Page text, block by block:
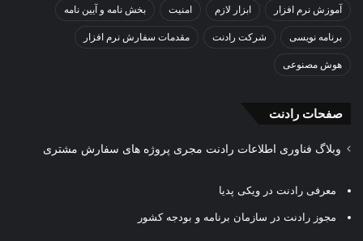
آموزش نرم افزار ابزار لازم امنیت بخش نامه و آیین نامه
برنامه نویسی شرکت رادنت مقدمات سفارش نرم افزار
هوش مصنوعی
صفحات رادنت
وبلاگ فناوری اطلاعات رادنت مجری پروژه های سفارش مشتری
معرفی رادنت در ویکی پدیا
مجوز رادنت در سازمان برنامه و بودجه کشور